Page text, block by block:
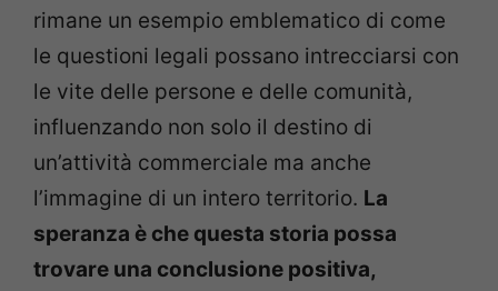
rimane un esempio emblematico di come
le questioni legali possano intrecciarsi con
le vite delle persone e delle comunità,
influenzando non solo il destino di
un’attività commerciale ma anche
l’immagine di un intero territorio. La
speranza è che questa storia possa
trovare una conclusione positiva,